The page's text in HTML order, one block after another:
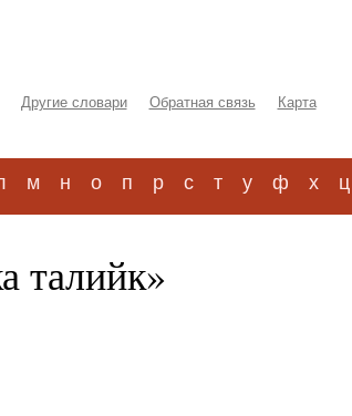
Другие словари Обратная связь
Карта
м н о п р с т у ф х ц
талийк»